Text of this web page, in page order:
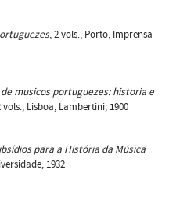
, 2 vols., Porto, Imprensa
musicos portuguezes: historia e
vols., Lisboa, Lambertini, 1900
para a História da Música
1932